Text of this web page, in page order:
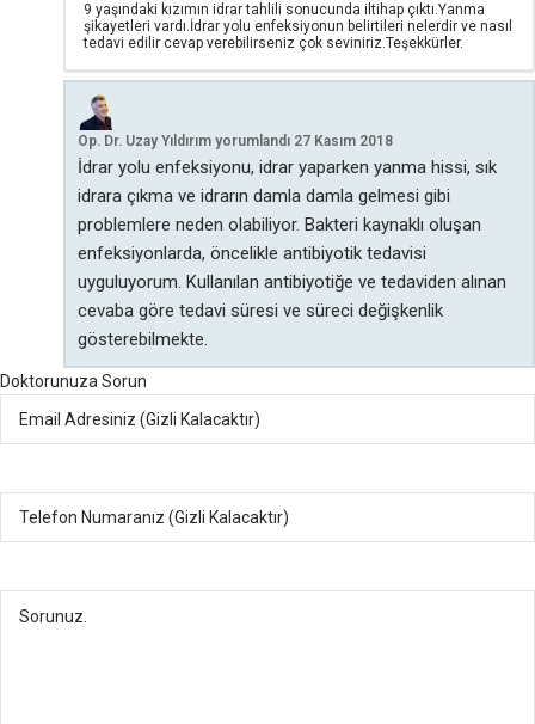
9 yaşındaki kızımın idrar tahlili sonucunda iltihap çıktı.Yanma
şikayetleri vardı.İdrar yolu enfeksiyonun belirtileri nelerdir ve nasıl
tedavi edilir cevap verebilirseniz çok seviniriz.Teşekkürler.
Op. Dr. Uzay Yıldırım yorumlandı 27 Kasım 2018
İdrar yolu enfeksiyonu, idrar yaparken yanma hissi, sık
idrara çıkma ve idrarın damla damla gelmesi gibi
problemlere neden olabiliyor. Bakteri kaynaklı oluşan
enfeksiyonlarda, öncelikle antibiyotik tedavisi
uyguluyorum. Kullanılan antibiyotiğe ve tedaviden alınan
cevaba göre tedavi süresi ve süreci değişkenlik
gösterebilmekte.
Doktorunuza Sorun